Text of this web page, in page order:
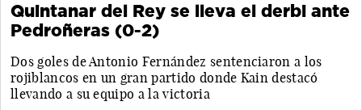
Quintanar del Rey se lleva el derbi ante
Pedroñeras (0-2)
Dos goles de Antonio Fernández sentenciaron a los
rojiblancos en un gran partido donde Kain destacó
llevando a su equipo a la victoria